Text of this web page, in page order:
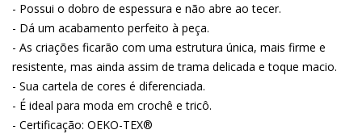
- Possui o dobro de espessura e não abre ao tecer.
- Dá um acabamento perfeito à peça.
- As criações ficarão com uma estrutura única, mais firme e
resistente, mas ainda assim de trama delicada e toque macio.
- Sua cartela de cores é diferenciada.
- É ideal para moda em crochê e tricô.
- Certificação: OEKO-TEX®